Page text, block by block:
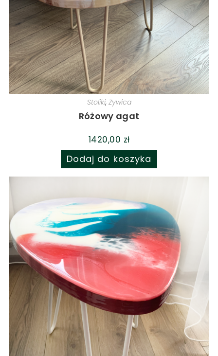
Stoliki, Żywica
Różowy agat
1420,00 zł
Dodaj do koszyka